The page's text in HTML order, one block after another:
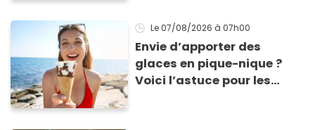
Le 07/08/2026 à 07h00
Envie d’apporter des
glaces en pique-nique ?
Voici l’astuce pour les